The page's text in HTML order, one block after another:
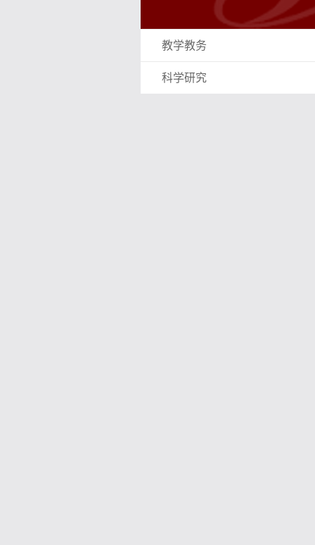
教学教务
科学研究